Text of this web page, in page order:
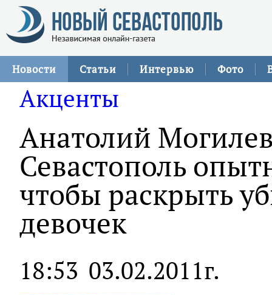
Новости Статьи Интервью Фото
Акценты
Анатолий
Севастополь
чтобы раскрыть
девочек
18:53 03.02.2011г.